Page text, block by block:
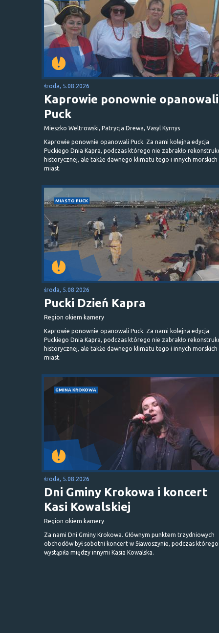
środa, 5.08.2026
Kaprowie ponownie opanowali
Puck
Mieszko Weltrowski, Patrycja Drewa, Vasyl Kyrnys
Kaprowie ponownie opanowali Puck. Za nami kolejna edycja
Puckiego Dnia Kapra, podczas którego nie zabrakło
historycznej, ale także dawnego klimatu tego i innych morskich
miast.
MIASTO PUCK
środa, 5.08.2026
Pucki Dzień Kapra
Region okiem kamery
Kaprowie ponownie opanowali Puck. Za nami kolejna edycja
Puckiego Dnia Kapra, podczas którego nie zabrakło
historycznej, ale także dawnego klimatu tego i innych morskich
miast.
GMINA KROKOWA
środa, 5.08.2026
Dni Gminy Krokowa i koncert
Kasi Kowalskiej
Region okiem kamery
Za nami Dni Gminy Krokowa. Głównym punktem trzydniowych
obchodów był sobotni koncert w Sławoszynie, podczas którego
wystąpiła między innymi Kasia Kowalska.